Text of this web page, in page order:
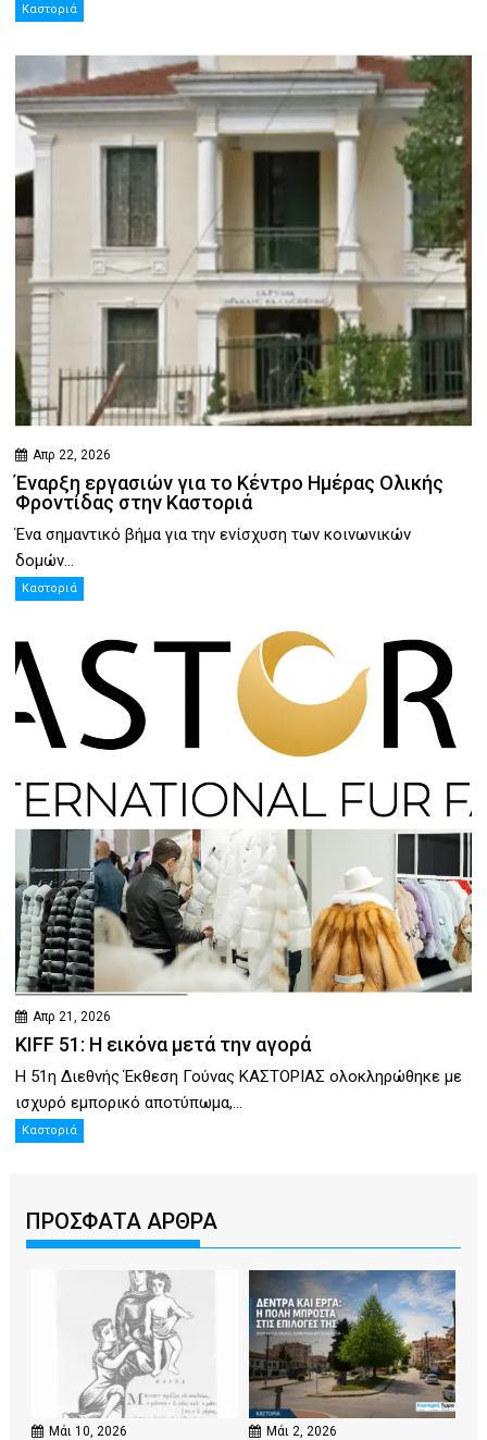
Καστοριά
Απρ 22, 2026
Έναρξη εργασιών για το Κέντρο Ημέρας Ολικής
Φροντίδας στην Καστοριά
Ένα σημαντικό βήμα για την ενίσχυση των κοινωνικών
δομών...
Καστοριά
Απρ 21, 2026
KIFF 51: Η εικόνα μετά την αγορά
Η 51η Διεθνής Έκθεση Γούνας ΚΑΣΤΟΡΙΑΣ ολοκληρώθηκε με
ισχυρό εμπορικό αποτύπωμα,...
Καστοριά
ΠΡΟΣΦΑΤΑ ΑΡΘΡΑ
Μάι 10, 2026 Μάι 2, 2026